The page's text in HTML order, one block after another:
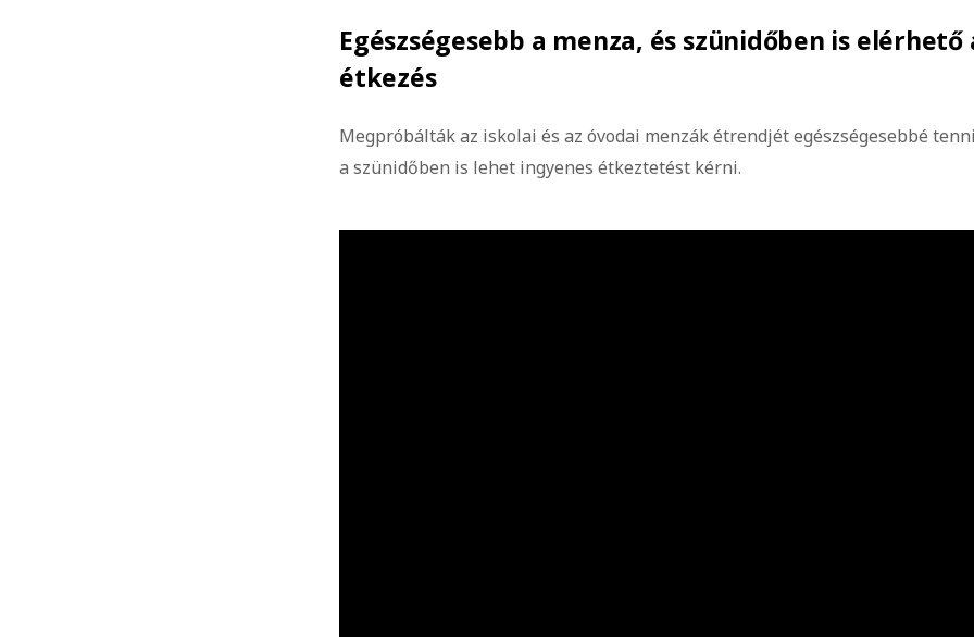
Egészségesebb a menza, és szünidőben is elérhető
étkezés
Megpróbálták az iskolai és az óvodai menzák étrendjét egészségesebbé
a szünidőben is lehet ingyenes étkeztetést kérni.